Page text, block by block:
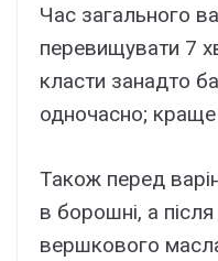
Час загального
перевищувати 7
класти занадто
одночасно; краще
Також перед
в борошні, а
вершкового